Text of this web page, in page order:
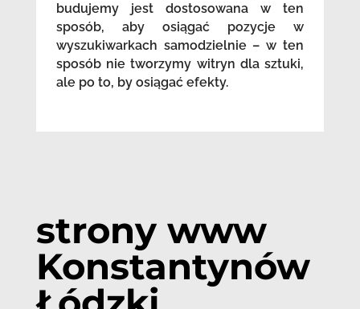
budujemy jest dostosowana w ten
sposób, aby osiągać pozycje w
wyszukiwarkach samodzielnie – w ten
sposób nie tworzymy witryn dla sztuki,
ale po to, by osiągać efekty.
strony www
Konstantynów